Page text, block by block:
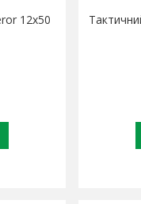
12x50